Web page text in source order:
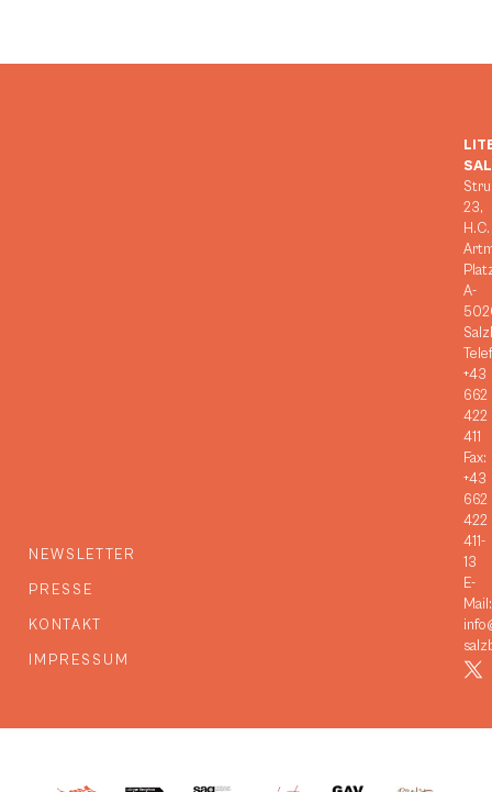
NEWSLETTER
PRESSE
KONTAKT
IMPRESSUM
23,
H.C.
A-
+43
662
422
411
Fax:
+43
662
422
411-
13
E-
Mail: